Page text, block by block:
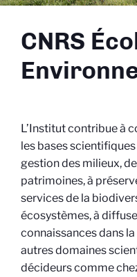
CNRS
L’Institut contribue à
les bases
gestion des milieux,
patrimoines, à
services de la
écosystèmes, à
connaissances dans
autres domaines
décideurs comme